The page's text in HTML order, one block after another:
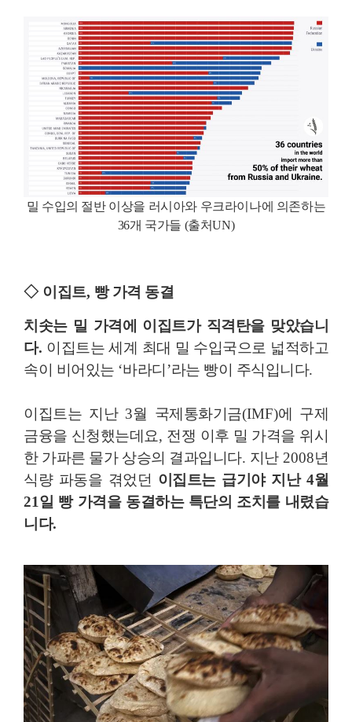
밀 수입의 절반 이상을 러시아와 우크라이나에 의존하는
36개 국가들 (출처UN)
◇ 이집트, 빵 가격 동결
치솟는 밀 가격에 이집트가 직격탄을 맞았습니
다. 이집트는 세계 최대 밀 수입국으로 넓적하고
속이 비어있는 ‘바라디 ’라는 빵이 주식입니다.
이집트는 지난 3월 국제통화기금(IMF)에 구제
금융을 신청했는데요, 전쟁 이후 밀 가격을 위시
한 가파른 물가 상승의 결과입니다. 지난 2008년
식량 파동을 겪었던 이집트는 급기야 지난 4월
21일 빵 가격을 동결하는 특단의 조치를 내렸습
니다.